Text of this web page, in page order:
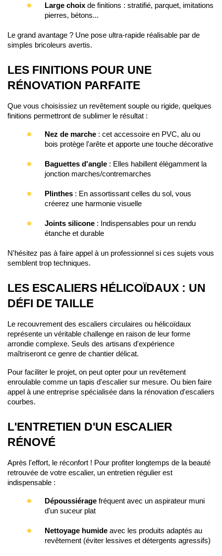
Large choix de finitions : stratifié, parquet, imitations
pierres, bétons...
Le grand avantage ? Une pose ultra-rapide réalisable par de
simples bricoleurs avertis.
LES FINITIONS POUR UNE
RÉNOVATION PARFAITE
Que vous choisissiez un revêtement souple ou rigide, quelques
finitions permettront de sublimer le résultat :
Nez de marche : cet accessoire en PVC, alu ou
bois protège l'arête et apporte une touche décorative
Baguettes d'angle : Elles habillent élégamment la
jonction marches/contremarches
Plinthes : En assortissant celles du sol, vous
créerez une harmonie visuelle
Joints silicone :
Indispensables pour un rendu
étanche et durable
N'hésitez pas à faire appel à un professionnel si ces sujets vous
semblent trop techniques.
LES ESCALIERS HÉLICOÏDAUX : UN
DÉFI DE TAILLE
Le recouvrement des escaliers circulaires ou hélicoïdaux
représente un véritable challenge en raison de leur forme
arrondie complexe. Seuls des artisans d'expérience
maîtriseront ce genre de chantier délicat.
Pour faciliter le projet, on peut opter pour un revêtement
enroulable comme un tapis d'escalier sur mesure. Ou bien faire
appel à une entreprise spécialisée dans la rénovation d'escaliers
courbes.
L'ENTRETIEN D'UN ESCALIER
RÉNOVÉ
Après l'effort, le réconfort ! Pour profiter longtemps de la beauté
retrouvée de votre escalier, un entretien régulier est
indispensable :
Dépoussiérage fréquent avec un aspirateur muni
d'un suceur plat
Nettoyage humide avec les produits adaptés au
revêtement (éviter lessives et détergents agressifs)